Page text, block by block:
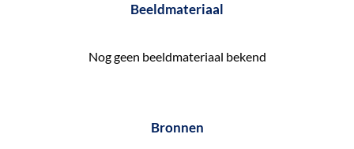
Beeldmateriaal
Nog geen beeldmateriaal bekend
Bronnen